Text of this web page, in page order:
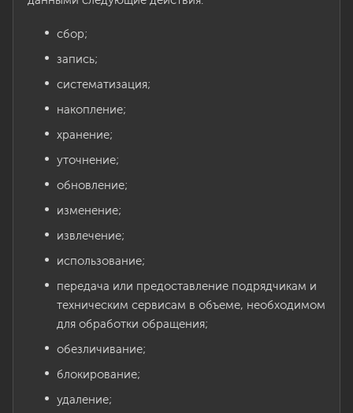
сбор;
запись;
систематизация;
накопление;
хранение;
уточнение;
обновление;
изменение;
извлечение;
использование;
передача или предоставление подрядчикам и
техническим сервисам в объеме, необходимом
для обработки обращения;
обезличивание;
блокирование;
удаление;